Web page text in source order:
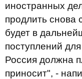
иностранных
продлить снова
будет в
поступлений
Россия должна
приносит", -